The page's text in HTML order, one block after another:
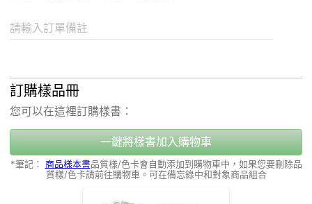
請輸入訂單備註
訂購樣品冊
您可以在這裡訂購樣書：
一鍵將樣書加入購物車
*筆記： 商品樣本書品質樣/色卡會自動添加到購物車中，如果您要刪除品
質樣/色卡請前往購物車。可在備忘錄中和對象商品組合